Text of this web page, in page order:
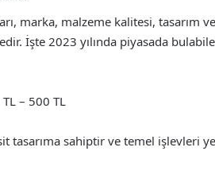
marka, malzeme kalitesi, tasarım
İşte 2023 yılında piyasada
– 500 TL
tasarıma sahiptir ve temel işlevleri